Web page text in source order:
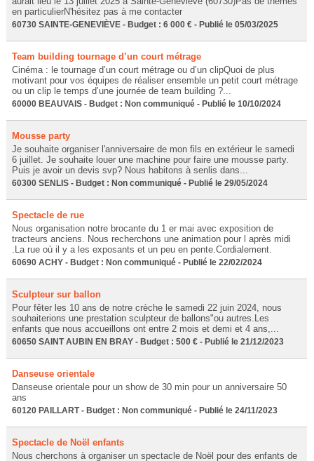
en particulierN'hésitez pas à me contacter
60730 SAINTE-GENEVIÈVE - Budget : 6 000 € - Publié le 05/03/2025
Team building tournage d’un court métrage
Cinéma : le tournage d’un court métrage ou d’un clipQuoi de plus
motivant pour vos équipes de réaliser ensemble un petit court métrage
ou un clip le temps d’une journée de team building ?...
60000 BEAUVAIS - Budget : Non communiqué - Publié le 10/10/2024
Mousse party
Je souhaite organiser l'anniversaire de mon fils en extérieur le samedi
6 juillet. Je souhaite louer une machine pour faire une mousse party.
Puis je avoir un devis svp? Nous habitons à senlis dans...
60300 SENLIS - Budget : Non communiqué - Publié le 29/05/2024
Spectacle de rue
Nous organisation notre brocante du 1 er mai avec exposition de
tracteurs anciens. Nous recherchons une animation pour l après midi
.La rue où il y a les exposants et un peu en pente.Cordialement.
60690 ACHY - Budget : Non communiqué - Publié le 22/02/2024
Sculpteur sur ballon
Pour fêter les 10 ans de notre crèche le samedi 22 juin 2024, nous
souhaiterions une prestation sculpteur de ballons"ou autres.Les
enfants que nous accueillons ont entre 2 mois et demi et 4 ans,...
60650 SAINT AUBIN EN BRAY - Budget : 500 € - Publié le 21/12/2023
Danseuse orientale
Danseuse orientale pour un show de 30 min pour un anniversaire 50
ans
60120 PAILLART - Budget : Non communiqué - Publié le 24/11/2023
Spectacle de Noël enfants
Nous cherchons à organiser un spectacle de Noël pour des enfants de